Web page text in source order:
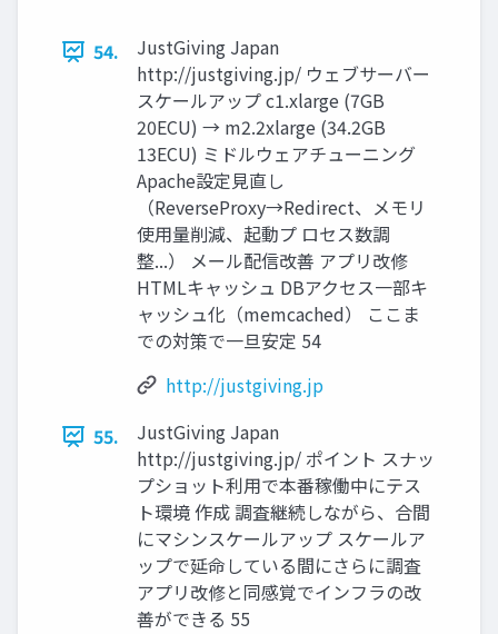
54.
JustGiving Japan
http://justgiving.jp/ ウェブサーバー
スケールアップ c1.xlarge (7GB
20ECU) → m2.2xlarge (34.2GB
13ECU) ミドルウェアチューニング
Apache設定見直し
（ReverseProxy→Redirect、メモリ
使用量削減、起動プ ロセス数調
整...） メール配信改善 アプリ改修
HTMLキャッシュ DBアクセス一部キ
ャッシュ化（memcached） ここま
での対策で一旦安定 54
http://justgiving.jp
55.
JustGiving Japan
http://justgiving.jp/ ポイント スナッ
プショット利用で本番稼働中にテス
ト環境 作成 調査継続しながら、合間
にマシンスケールアップ スケールア
ップで延命している間にさらに調査
アプリ改修と同感覚でインフラの改
善ができる 55